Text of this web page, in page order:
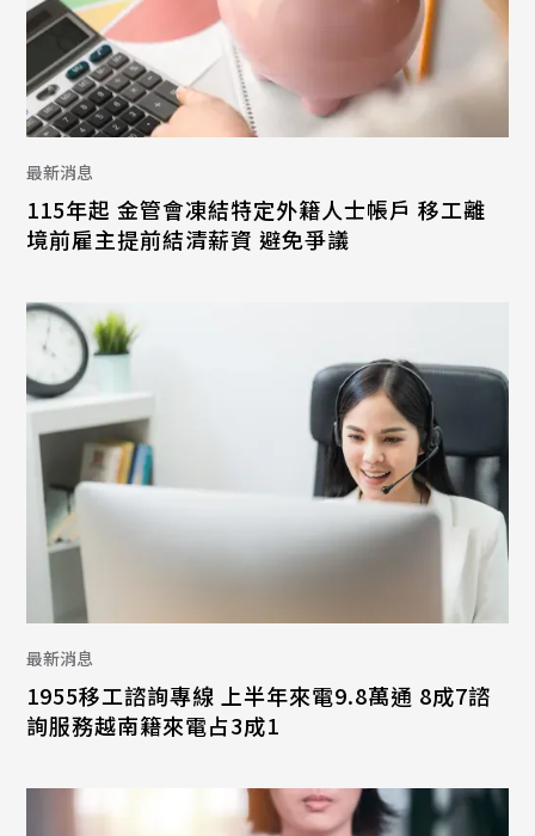
最新消息
115年起 金管會凍結特定外籍人士帳戶 移工離
境前雇主提前結清薪資 避免爭議
最新消息
1955移工諮詢專線 上半年來電9.8萬通 8成7諮
詢服務越南籍來電占3成1